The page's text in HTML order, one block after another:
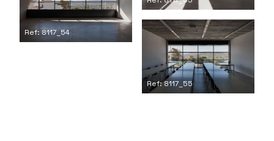
Ref: 8117_54
Ref: 8117_55